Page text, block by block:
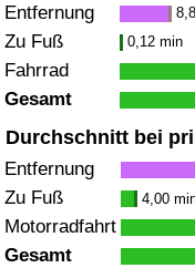
Entfernung
Zu Fuß 0,12 min
Fahrrad
Gesamt
Durchschnitt bei
Entfernung
Zu Fuß 4,00
Motorradfahrt
Gesamt